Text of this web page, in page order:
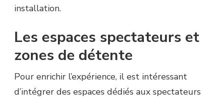
installation.
Les espaces spectateurs et
zones de détente
Pour enrichir l’expérience, il est intéressant
d’intégrer des espaces dédiés aux spectateurs